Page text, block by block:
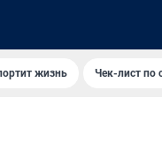
жизнь Чек-лист по